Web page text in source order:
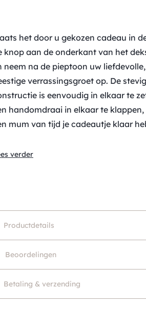
het door u gekozen cadeau in
knop aan de onderkant van het
neem na de pieptoon uw
verrassingsgroet op. De
is eenvoudig in elkaar te
handomdraai in elkaar te klappen,
mum van tijd je cadeautje klaar
verder
Productdetails
Beoordelingen
Betaling & verzending